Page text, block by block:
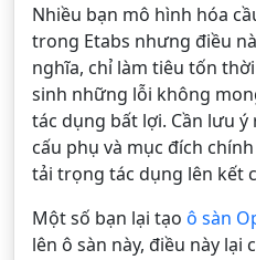
Nhiều bạn mô hình hóa
trong Etabs nhưng điều
nghĩa, chỉ làm tiêu tốn
sinh những lỗi không
tác dụng bất lợi. Cần lưu
cấu phụ và mục đích
tải trọng tác dụng lên kết
Một số bạn lại tạo ô sàn
lên ô sàn này, điều này lại